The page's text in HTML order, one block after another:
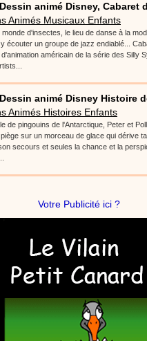
Dessin animé Disney, Cabaret
Animés Musicaux Enfants
monde d'insectes, le lieu de danse à la
écouter un groupe de jazz endiablé...
américain de la série des Silly
Dessin animé Disney Histoire
Animés Histoires Enfants
de pingouins de l'Antarctique, Peter et
sur un morceau de glace qui dérive
secours et seules la chance et la
Votre Publicité ici ?